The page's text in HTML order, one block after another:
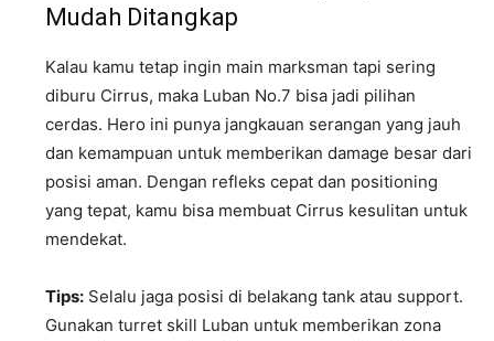
Mudah Ditangkap
Kalau kamu tetap ingin main marksman tapi sering
diburu Cirrus, maka Luban No.7 bisa jadi pilihan
cerdas. Hero ini punya jangkauan serangan yang jauh
dan kemampuan untuk memberikan damage besar dari
posisi aman. Dengan refleks cepat dan positioning
yang tepat, kamu bisa membuat Cirrus kesulitan untuk
mendekat.
Tips: Selalu jaga posisi di belakang tank atau support.
Gunakan turret skill Luban untuk memberikan zona